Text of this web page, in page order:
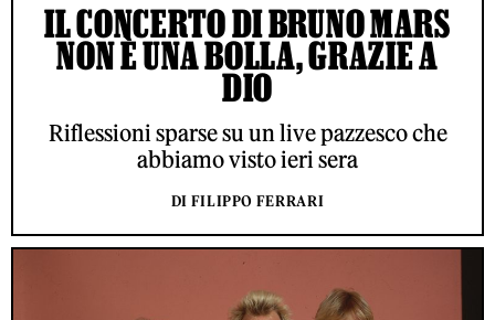
IL CONCERTO DI BRUNO MARS
NON È UNA BOLLA, GRAZIE A
DIO
Riflessioni sparse su un live pazzesco che
abbiamo visto ieri sera
DI FILIPPO FERRARI